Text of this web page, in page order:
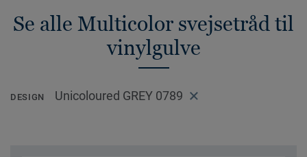
Se alle Multicolor svejsetråd til
vinylgulve
DESIGN Unicoloured GREY 0789